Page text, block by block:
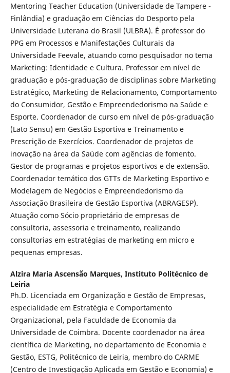
Mentoring Teacher Education (Universidade de Tampere -
Finlândia) e graduação em Ciências do Desporto pela
Universidade Luterana do Brasil (ULBRA). É professor do
PPG em Processos e Manifestações Culturais da
Universidade Feevale, atuando como pesquisador no tema
Marketing: Identidade e Cultura. Professor em nível de
graduação e pós-graduação de disciplinas sobre Marketing
Estratégico, Marketing de Relacionamento, Comportamento
do Consumidor, Gestão e Empreendedorismo na Saúde e
Esporte. Coordenador de curso em nível de pós-graduação
(Lato Sensu) em Gestão Esportiva e Treinamento e
Prescrição de Exercícios. Coordenador de projetos de
inovação na área da Saúde com agências de fomento.
Gestor de programas e projetos esportivos e de extensão.
Coordenador temático dos GTTs de Marketing Esportivo e
Modelagem de Negócios e Empreendedorismo da
Associação Brasileira de Gestão Esportiva (ABRAGESP).
Atuação como Sócio proprietário de empresas de
consultoria, assessoria e treinamento, realizando
consultorias em estratégias de marketing em micro e
pequenas empresas.
Alzira Maria Ascensão Marques, Instituto Politécnico de
Leiria
Ph.D. Licenciada em Organização e Gestão de Empresas,
especialidade em Estratégia e Comportamento
Organizacional, pela Faculdade de Economia da
Universidade de Coimbra. Docente coordenador na área
científica de Marketing, no departamento de Economia e
Gestão, ESTG, Politécnico de Leiria, membro do CARME
(Centro de Investigação Aplicada em Gestão e Economia) e